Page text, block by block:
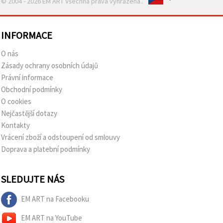
INFORMACE
O nás
Zásady ochrany osobních údajů
Právní informace
Obchodní podmínky
O cookies
Nejčastější dotazy
Kontakty
Vrácení zboží a odstoupení od smlouvy
Doprava a platební podmínky
SLEDUJTE NÁS
EM ART na Facebooku
EM ART na YouTube